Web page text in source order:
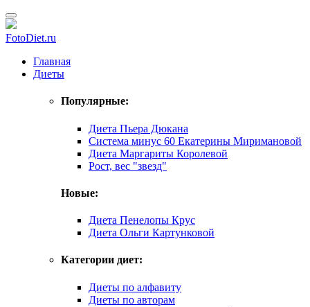
FotoDiet.ru
Главная
Диеты
Популярные:
Диета Пьера Дюкана
Система минус 60 Екатерины Миримановой
Диета Маргариты Королевой
Рост, вес "звезд"
Новые:
Диета Пенелопы Крус
Диета Ольги Картунковой
Категории диет:
Диеты по алфавиту
Диеты по авторам